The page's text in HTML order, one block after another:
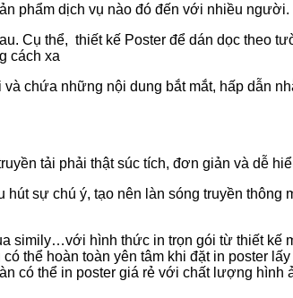
phẩm dịch vụ nào đó đến với nhiều người.
Cụ thể, thiết kế Poster để dán dọc theo
cách xa
chứa những nội dung bắt mắt, hấp dẫn
tải phải thật súc tích, đơn giản và dễ
sự chú ý, tạo nên làn sóng truyền thông
simily…với hình thức in trọn gói từ thiết kế
thể hoàn toàn yên tâm khi đặt in poster
có thể in poster giá rẻ với chất lượng hình